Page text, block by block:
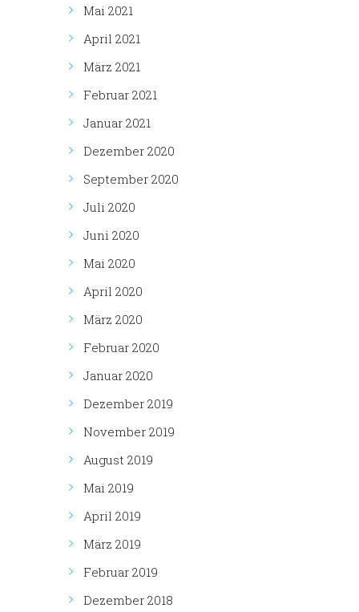
Mai 2021
April 2021
März 2021
Februar 2021
Januar 2021
Dezember 2020
September 2020
Juli 2020
Juni 2020
Mai 2020
April 2020
März 2020
Februar 2020
Januar 2020
Dezember 2019
November 2019
August 2019
Mai 2019
April 2019
März 2019
Februar 2019
Dezember 2018